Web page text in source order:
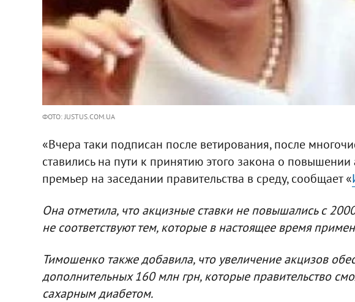
ФОТО: JUSTUS.COM.UA
«Вчера таки подписан после ветирования, после
ставились на пути к принятию этого закона о повышении
премьер на заседании правительства в среду, сообщает «
Она отметила, что акцизные ставки не повышались с
не соответствуют тем, которые в настоящее время
Тимошенко также добавила, что увеличение акцизов
дополнительных 160 млн грн, которые правительство
сахарным диабетом.